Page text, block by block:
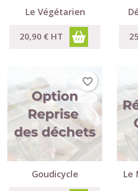
Le Végétarien
20,90 € HT
Goudicycle
favorite_border
Le